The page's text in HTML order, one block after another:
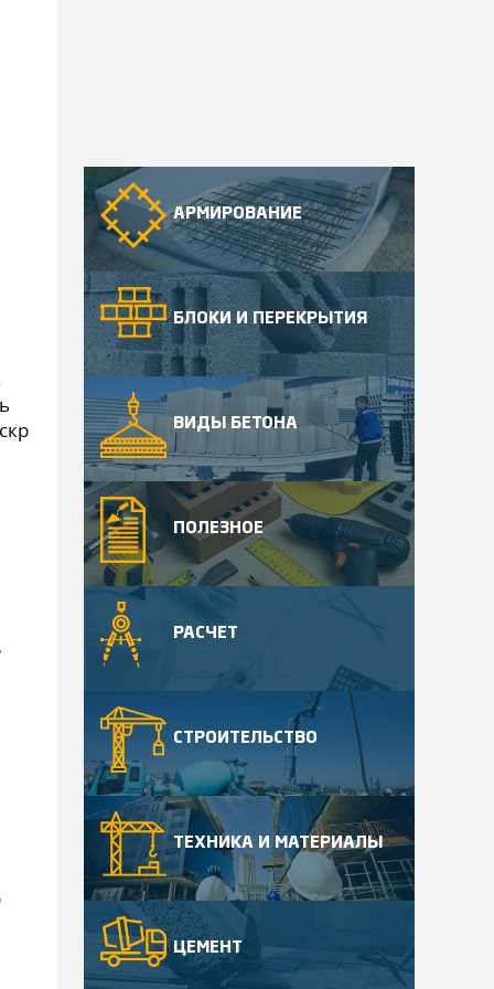
АРМИРОВАНИЕ
БЛОКИ И ПЕРЕКРЫТИЯ
ВИДЫ БЕТОНА
ПОЛЕЗНОЕ
РАСЧЕТ
СТРОИТЕЛЬСТВО
ТЕХНИКА И МАТЕРИАЛЫ
ЦЕМЕНТ